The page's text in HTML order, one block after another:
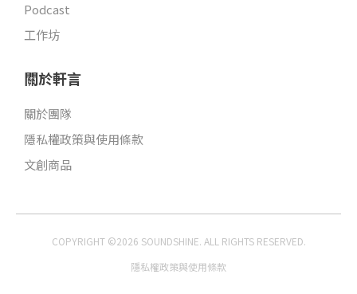
Podcast
工作坊
關於軒言
關於團隊
隱私權政策與使用條款
文創商品
COPYRIGHT ©2026 SOUNDSHINE. ALL RIGHTS RESERVED.
隱私權政策與使用條款